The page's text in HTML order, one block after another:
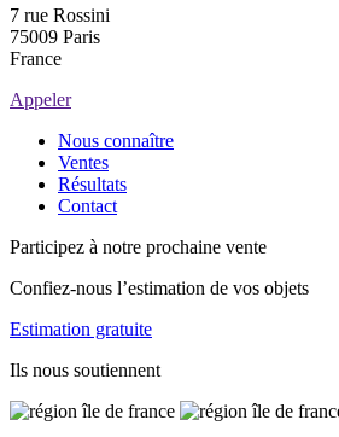
7 rue Rossini
75009 Paris
France
Appeler
Nous connaître
Ventes
Résultats
Contact
Participez à notre prochaine vente
Confiez-nous l’estimation de vos objets
Estimation gratuite
Ils nous soutiennent